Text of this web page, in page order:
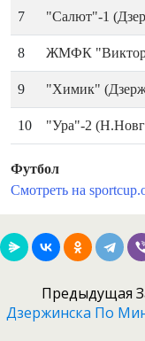
Предыдущая
Дзержинска По